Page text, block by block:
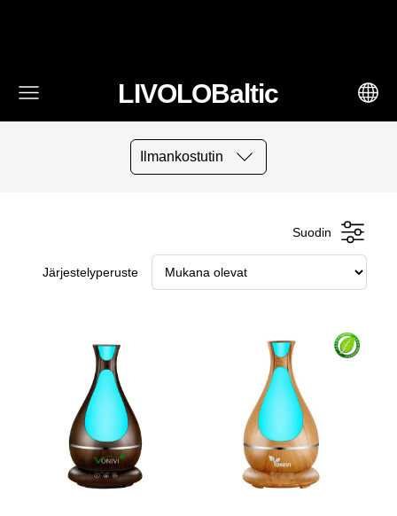
LIVOLOBaltic
Ilmankostutin
Suodin
Järjestelyperuste